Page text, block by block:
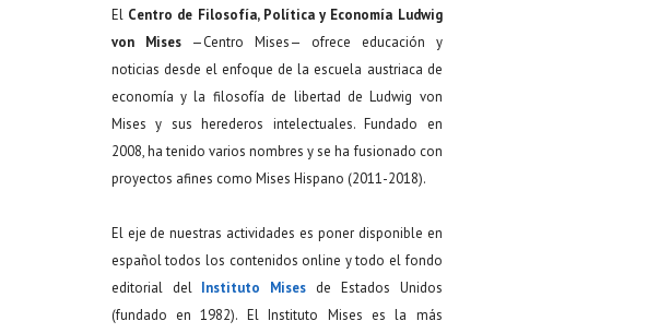
El Centro de Filosofía, Política y Economía Ludwig
von Mises—Centro Mises— ofrece educación y
noticias desde el enfoque de la escuela austriaca de
economía y la filosofía de libertad de Ludwig von
Mises y sus herederos intelectuales. Fundado en
2008, ha tenido varios nombres y se ha fusionado con
proyectos afines como Mises Hispano (2011-2018).
El eje de nuestras actividades es poner disponible en
español todos los contenidos online y todo el fondo
editorial del Instituto Mises de Estados Unidos
(fundado en 1982). El Instituto Mises es la más